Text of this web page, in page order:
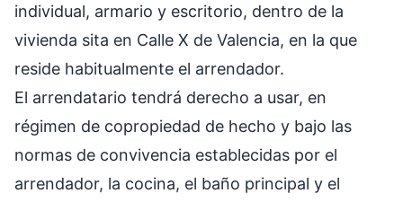
individual, armario y escritorio, dentro de la
vivienda sita en Calle X de Valencia, en la que
reside habitualmente el arrendador.
El arrendatario tendrá derecho a usar, en
régimen de copropiedad de hecho y bajo las
normas de convivencia establecidas por el
arrendador, la cocina, el baño principal y el